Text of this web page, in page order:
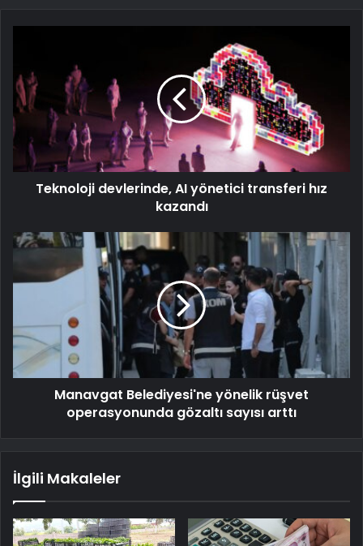
Teknoloji devlerinde, AI yönetici transferi hız
kazandı
Manavgat Belediyesi'ne yönelik rüşvet
operasyonunda gözaltı sayısı arttı
İlgili Makaleler